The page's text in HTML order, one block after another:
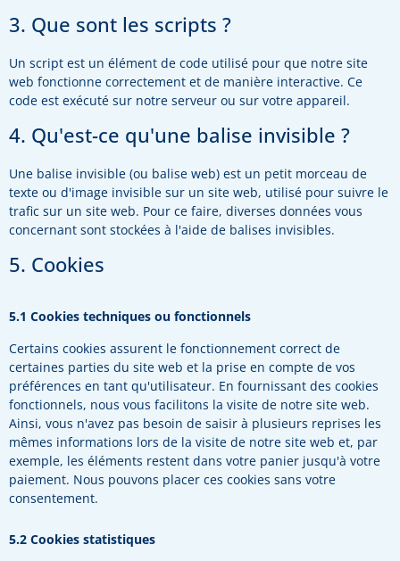
3. Que sont les scripts ?
Un script est un élément de code utilisé pour que notre site
web fonctionne correctement et de manière interactive. Ce
code est exécuté sur notre serveur ou sur votre appareil.
4. Qu'est-ce qu'une balise invisible ?
Une balise invisible (ou balise web) est un petit morceau de
texte ou d'image invisible sur un site web, utilisé pour suivre le
trafic sur un site web. Pour ce faire, diverses données vous
concernant sont stockées à l'aide de balises invisibles.
5. Cookies
5.1 Cookies techniques ou fonctionnels
Certains cookies assurent le fonctionnement correct de
certaines parties du site web et la prise en compte de vos
préférences en tant qu'utilisateur. En fournissant des cookies
fonctionnels, nous vous facilitons la visite de notre site web.
Ainsi, vous n'avez pas besoin de saisir à plusieurs reprises les
mêmes informations lors de la visite de notre site web et, par
exemple, les éléments restent dans votre panier jusqu'à votre
paiement. Nous pouvons placer ces cookies sans votre
consentement.
5.2 Cookies statistiques